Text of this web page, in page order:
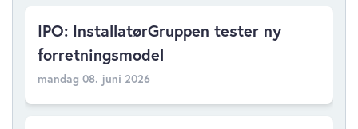
IPO: InstallatørGruppen tester ny
forretningsmodel
mandag 08. juni 2026